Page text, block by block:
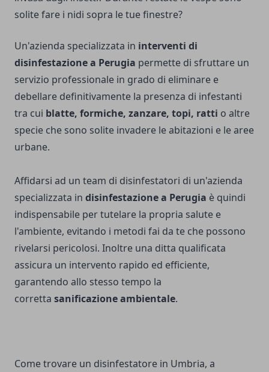
solite fare i nidi sopra le tue finestre?
Un'azienda specializzata in interventi di
disinfestazione a Perugia permette di sfruttare un
servizio professionale in grado di eliminare e
debellare definitivamente la presenza di infestanti
tra cui blatte, formiche, zanzare, topi, ratti o altre
specie che sono solite invadere le abitazioni e le aree
urbane.
Affidarsi ad un team di disinfestatori di un'azienda
specializzata in disinfestazione a Perugia è quindi
indispensabile per tutelare la propria salute e
l'ambiente, evitando i metodi fai da te che possono
rivelarsi pericolosi. Inoltre una ditta qualificata
assicura un intervento rapido ed efficiente,
garantendo allo stesso tempo la
corretta sanificazione ambientale.
Come trovare un disinfestatore in Umbria, a